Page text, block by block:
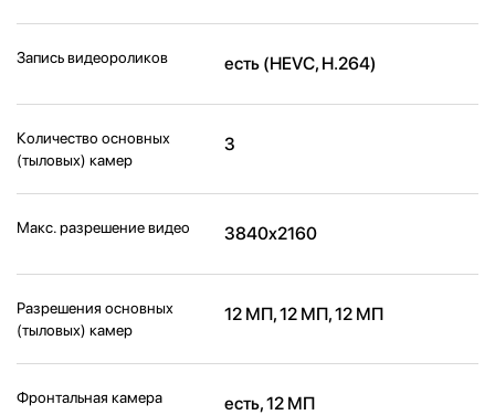
Запись видеороликов есть (HEVC, H.264)
Количество основных
(тыловых) камер
3
Макс. разрешение видео 3840x2160
Разрешения основных
(тыловых) камер
12 МП, 12 МП, 12 МП
Фронтальная камера есть, 12 МП